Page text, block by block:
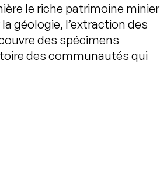
le riche patrimoine minier
géologie, l’extraction des
des spécimens
des communautés qui